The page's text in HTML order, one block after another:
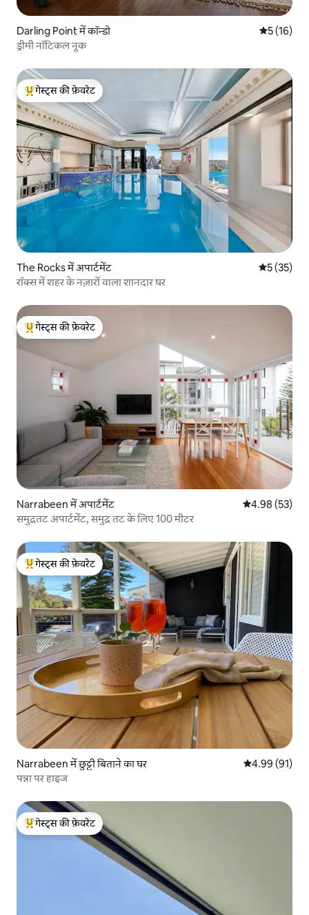
Darling Point में कॉन्डो औसत रेटिंग
5 (16)
ड्रीमी नॉटिकल नूक
गेस्ट्स का टॉप फ़ेवरेट
गेस्ट्स की फ़ेवरेट
The Rocks में अपार्टमेंट औसत रेटिंग
5 (35)
रॉक्स में शहर के नज़ारों वाला शानदार घर
गेस्ट्स का टॉप फ़ेवरेट
गेस्ट्स की फ़ेवरेट
Narrabeen में अपार्टमेंट औसत रेटिंग 5 में
4.98 (53)
समुद्रतट अपार्टमेंट, समुद्र तट के लिए 100 मीटर
गेस्ट्स का टॉप फ़ेवरेट
गेस्ट्स की फ़ेवरेट
Narrabeen में छुट्टी बिताने का घर औसत रेटिंग 5 में
4.99 (91)
पन्ना पर हाइज
गेस्ट्स का टॉप फ़ेवरेट
गेस्ट्स की फ़ेवरेट